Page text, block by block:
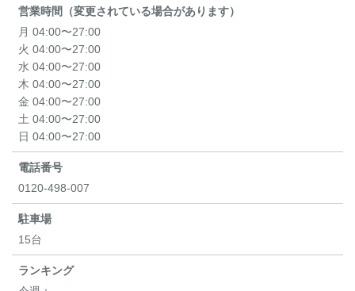
営業時間（変更されている場合があります）
月 04:00〜27:00
火 04:00〜27:00
水 04:00〜27:00
木 04:00〜27:00
金 04:00〜27:00
土 04:00〜27:00
日 04:00〜27:00
電話番号
0120-498-007
駐車場
15台
ランキング